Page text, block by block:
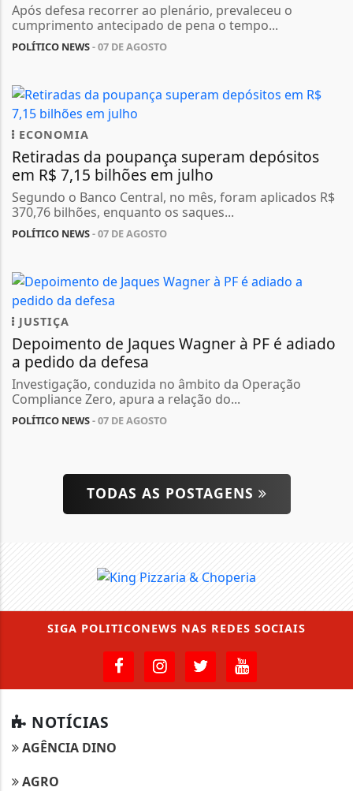
Após defesa recorrer ao plenário, prevaleceu o
cumprimento antecipado de pena o tempo...
POLÍTICO NEWS- 07 DE AGOSTO
ECONOMIA
Retiradas da poupança superam depósitos
em R$ 7,15 bilhões em julho
Segundo o Banco Central, no mês, foram aplicados R$
370,76 bilhões, enquanto os saques...
POLÍTICO NEWS- 07 DE AGOSTO
JUSTIÇA
Depoimento de Jaques Wagner à PF é adiado
a pedido da defesa
Investigação, conduzida no âmbito da Operação
Compliance Zero, apura a relação do...
POLÍTICO NEWS- 07 DE AGOSTO
TODAS AS POSTAGENS
SIGA POLITICONEWS NAS REDES SOCIAIS
NOTÍCIAS
AGÊNCIA DINO
AGRO